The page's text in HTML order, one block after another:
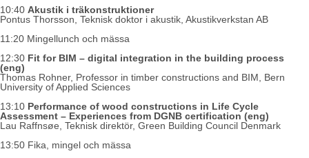
10:40 Akustik i träkonstruktioner
Pontus Thorsson, Teknisk doktor i akustik, Akustikverkstan AB
11:20 Mingellunch och mässa
12:30 Fit for BIM – digital integration in the building process
(eng)
Thomas Rohner, Professor in timber constructions and BIM, Bern
University of Applied Sciences
13:10 Performance of wood constructions in Life Cycle
Assessment – Experiences from DGNB certification (eng)
Lau Raffnsøe, Teknisk direktör, Green Building Council Denmark
13:50 Fika, mingel och mässa